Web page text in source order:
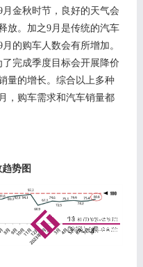
金秋时节，良好的天气会
放。加之9月是传统的汽车
的购车人数会有所增加。
完成季度目标会开展降价
量的增长。综合以上多种
，购车需求和汽车销量都
势图